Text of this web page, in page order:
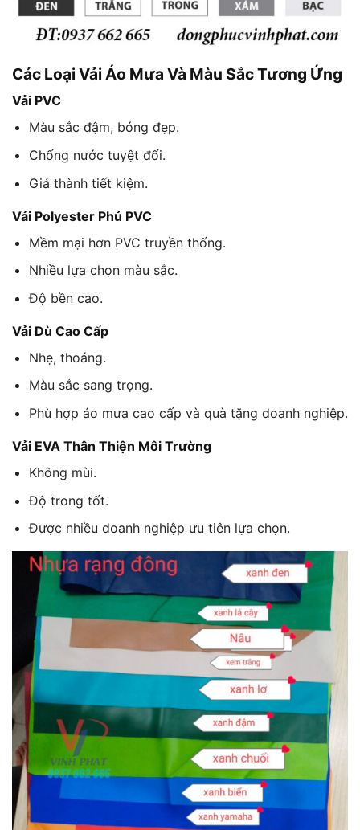
Các Loại Vải Áo Mưa Và Màu Sắc Tương Ứng
Vải PVC
Màu sắc đậm, bóng đẹp.
Chống nước tuyệt đối.
Giá thành tiết kiệm.
Vải Polyester Phủ PVC
Mềm mại hơn PVC truyền thống.
Nhiều lựa chọn màu sắc.
Độ bền cao.
Vải Dù Cao Cấp
Nhẹ, thoáng.
Màu sắc sang trọng.
Phù hợp áo mưa cao cấp và quà tặng doanh nghiệp.
Vải EVA Thân Thiện Môi Trường
Không mùi.
Độ trong tốt.
Được nhiều doanh nghiệp ưu tiên lựa chọn.